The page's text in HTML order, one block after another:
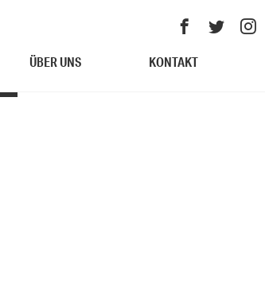
ÜBER UNS KONTAKT